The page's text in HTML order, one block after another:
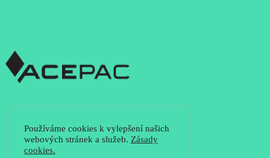
Používáme cookies k vylepšení našich
webových stránek a služeb. Zásady
cookies.